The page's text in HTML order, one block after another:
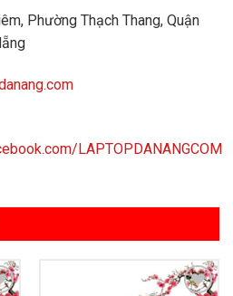
Phường Thạch Thang, Quận
LAPTOPDANANGCOM